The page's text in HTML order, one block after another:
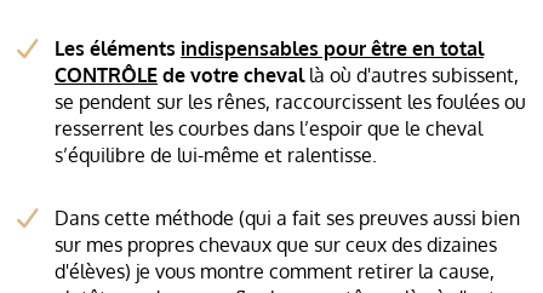
Les éléments indispensables pour être en total
CONTRÔLE de votre chevallà où d'autres subissent,
se pendent sur les rênes, raccourcissent les foulées ou
resserrent les courbes dans l’espoir que le cheval
s’équilibre de lui-même et ralentisse.
Dans cette méthode (qui a fait ses preuves aussi bien
sur mes propres chevaux que sur ceux des dizaines
d'élèves) je vous montre comment retirer la cause,